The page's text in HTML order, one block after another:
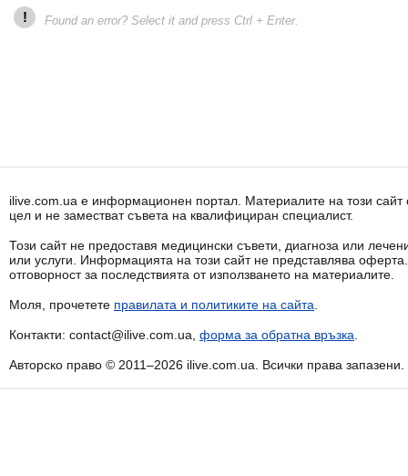
! Found an error? Select it and press Ctrl + Enter.
ilive.com.ua е информационен портал. Материалите на този
цел и не заместват съвета на квалифициран специалист.
Този сайт не предоставя медицински съвети, диагноза или
или услуги. Информацията на този сайт не представлява
отговорност за последствията от използването на материалите.
Моля, прочетете правилата и политиките на сайта
Контакти: contact@ilive.com.ua, форма за обратна връзка
Авторско право © 2011–2026 ilive.com.ua. Всички права запазени.